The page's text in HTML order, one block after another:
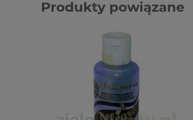
Produkty powiązane